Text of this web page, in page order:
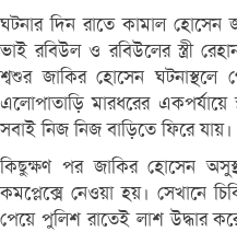
ঘটনার দিন রাতে কামাল হোসেন
ভাই রবিউল ও রবিউলের স্ত্রী
শ্বশুর জাকির হোসেন ঘটনাস্থলে
এলোপাতাড়ি মারধরের একপর্যায়ে
সবাই নিজ নিজ বাড়িতে ফিরে যায়।
কিছুক্ষণ পর জাকির হোসেন
কমপ্লেক্সে নেওয়া হয়। সেখানে
পেয়ে পুলিশ রাতেই লাশ উদ্ধার